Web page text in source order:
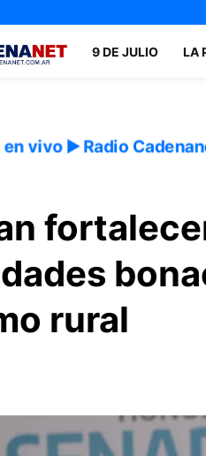
9 DE JULIO LA
en vivo ▶️ Radio
rural